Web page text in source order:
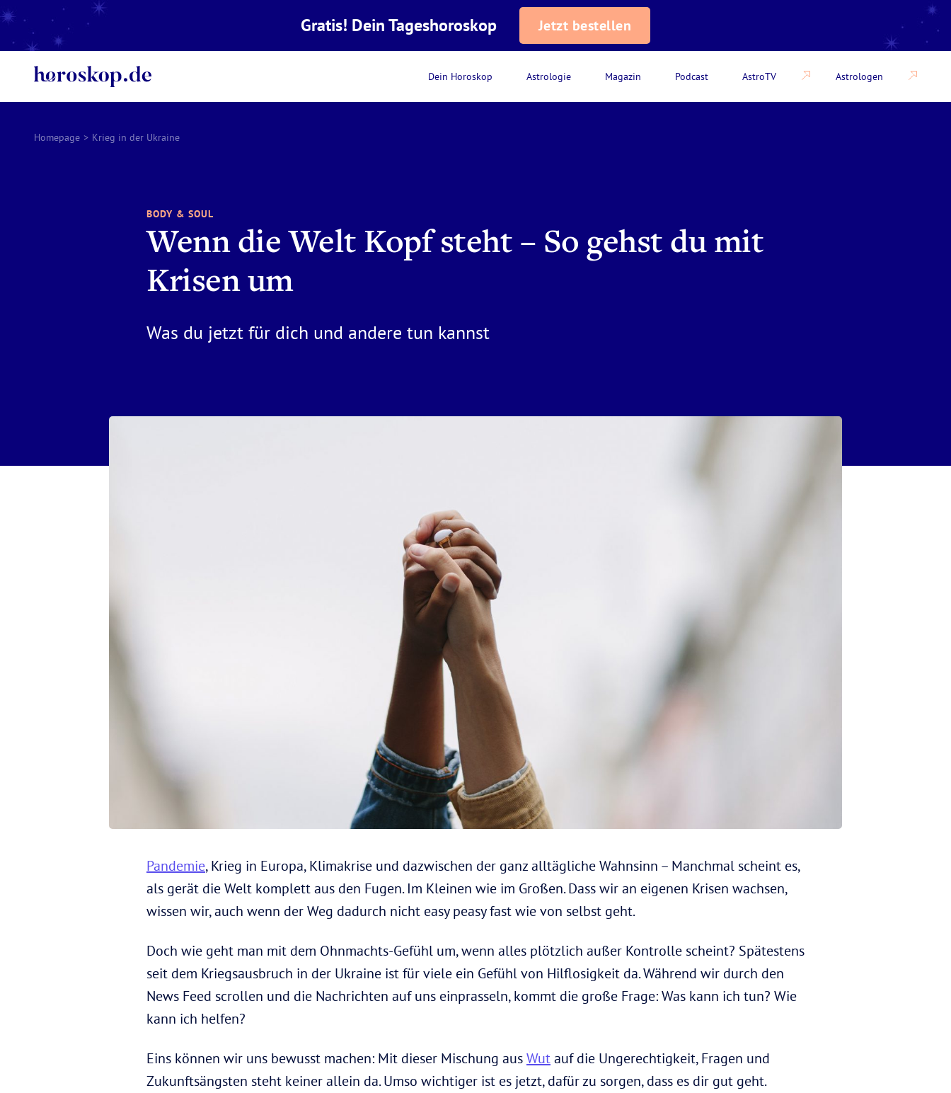
Dein Horoskop Astrologie Magazin Podcast AstroTV Astrologen
Gratis! Dein Tageshoroskop Jetzt bestellen
Homepage > Krieg in der Ukraine
BODY & SOUL
Wenn die Welt Kopf steht – So gehst du mit
Krisen um
Was du jetzt für dich und andere tun kannst
Pandemie, Krieg in Europa, Klimakrise und dazwischen der ganz alltägliche Wahnsinn – Manchmal scheint es,
als gerät die Welt komplett aus den Fugen. Im Kleinen wie im Großen. Dass wir an eigenen Krisen wachsen,
wissen wir, auch wenn der Weg dadurch nicht easy peasy fast wie von selbst geht.
Doch wie geht man mit dem Ohnmachts-Gefühl um, wenn alles plötzlich außer Kontrolle scheint? Spätestens
seit dem Kriegsausbruch in der Ukraine ist für viele ein Gefühl von Hilflosigkeit da. Während wir durch den
News Feed scrollen und die Nachrichten auf uns einprasseln, kommt die große Frage: Was kann ich tun? Wie
kann ich helfen?
Eins können wir uns bewusst machen: Mit dieser Mischung aus Wut auf die Ungerechtigkeit, Fragen und
Zukunftsängsten steht keiner allein da. Umso wichtiger ist es jetzt, dafür zu sorgen, dass es dir gut geht.